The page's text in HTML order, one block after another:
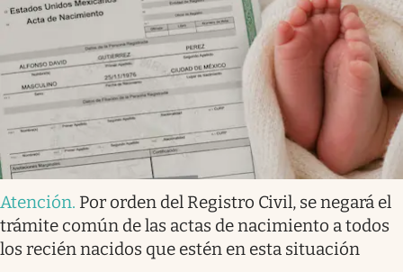
Atención. Por orden del Registro Civil, se negará el
trámite común de las actas de nacimiento a todos
los recién nacidos que estén en esta situación